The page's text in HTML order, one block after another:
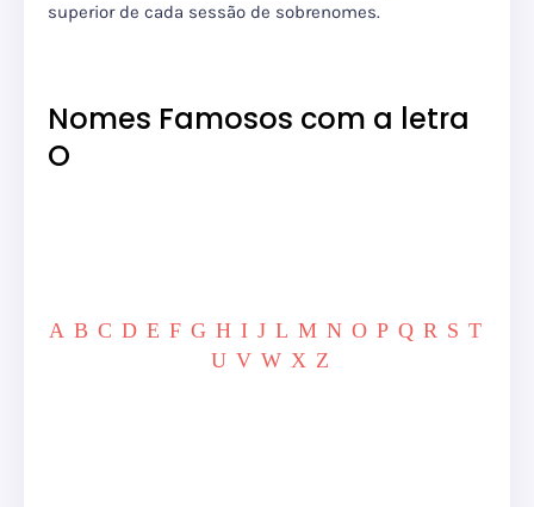
superior de cada sessão de sobrenomes.
Nomes Famosos com a letra
O
A B C D E F G H I J L M N O P Q R S T
U V W X Z